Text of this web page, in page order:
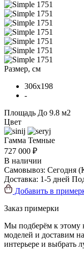
Размер, см
306x198
-
Площадь До 9.8 м2
Цвет
Гамма Темные
727 000 ₽
В наличии
Самовывоз: Сегодня
Доставка: 1-5 дней
Добавить в
Заказ примерки
Мы подберём к этому
моделей и доставим
интерьере и выбрать